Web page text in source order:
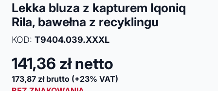
Lekka bluza z kapturem Iqoniq
Rila, bawełna z recyklingu
KOD: T9404.039.XXXL
141,36 zł netto
173,87 zł brutto (+23% VAT)